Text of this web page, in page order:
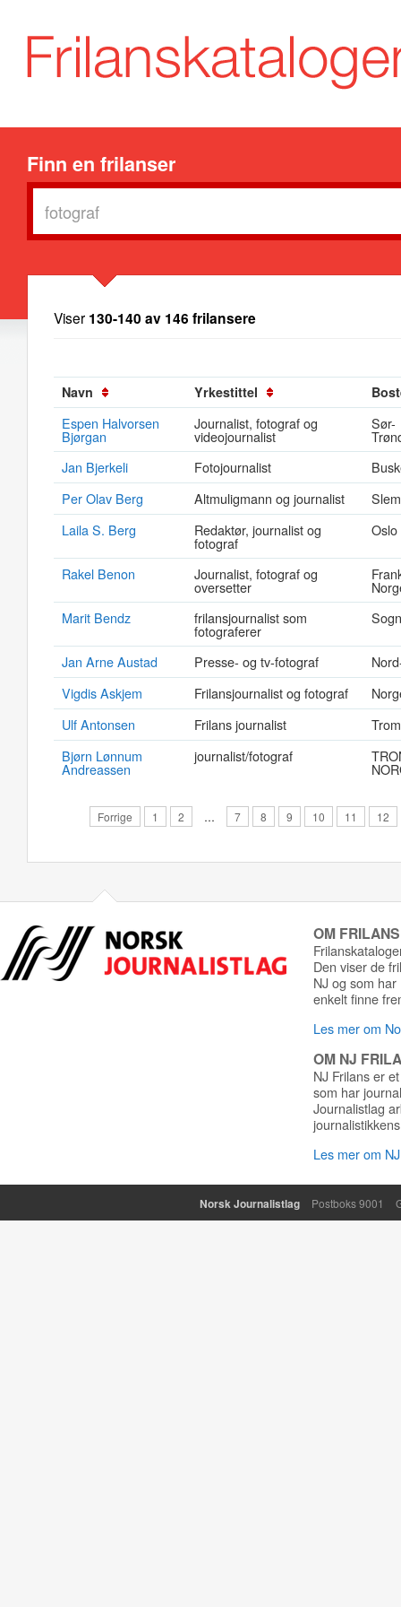
Finn en frilanser
Viser 130-140 av 146 frilansere
Navn Yrkestittel
Espen Halvorsen
Bjørgan
Journalist, fotograf og
videojournalist
Sør-
Jan Bjerkeli
Fotojournalist
Per Olav Berg
Altmuligmann og journalist
Laila S. Berg
Redaktør, journalist og
fotograf
Oslo
Rakel Benon Journalist, fotograf og
oversetter
Marit Bendz
frilansjournalist som
fotograferer
Jan Arne Austad Presse- og tv-fotograf
Vigdis Askjem
Frilansjournalist og fotograf
Ulf Antonsen
Frilans journalist
Bjørn Lønnum
Andreassen
journalist/fotograf
Forrige 1 2 … 7 8 9 10 11 12
OM
Den viser de
NJ og som
enkelt finne
Les mer om
OM NJ
NJ Frilans er
som har
Journalistlag
Les mer om
Norsk Journalistlag Postboks 9001